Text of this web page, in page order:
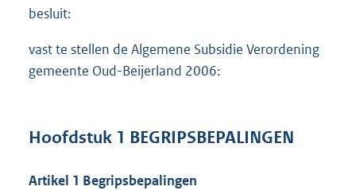
besluit:
vast te stellen de Algemene Subsidie Verordening
gemeente Oud-Beijerland 2006:
Hoofdstuk 1 BEGRIPSBEPALINGEN
Artikel 1 Begripsbepalingen